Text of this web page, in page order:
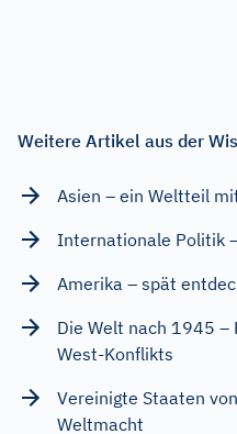
Weitere Artikel aus der
Asien – ein Weltteil
Internationale Politik
Amerika – spät
Die Welt nach 1945 –
West-Konflikts
Vereinigte Staaten
Weltmacht